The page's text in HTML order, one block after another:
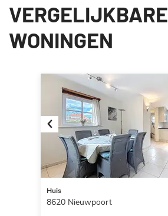
VERGELIJKBARE
WONINGEN
Previous
Huis
8620 Nieuwpoort